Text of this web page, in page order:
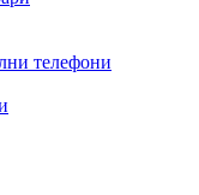
телефони